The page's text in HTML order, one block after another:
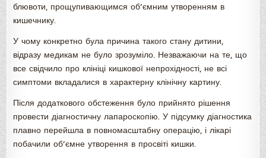
блювоти, прощупивающимся об’ємним утворенням в
кишечнику.
У чому конкретно була причина такого стану дитини,
відразу медикам не було зрозуміло. Незважаючи на те, що
все свідчило про клініці кишкової непрохідності, не всі
симптоми вкладалися в характерну клінічну картину.
Після додаткового обстеження було прийнято рішення
провести діагностичну лапароскопію. У підсумку діагностика
плавно перейшла в повномасштабну операцію, і лікарі
побачили об’ємне утворення в просвіті кишки.